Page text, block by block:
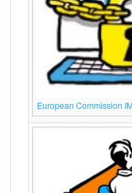
European Commission